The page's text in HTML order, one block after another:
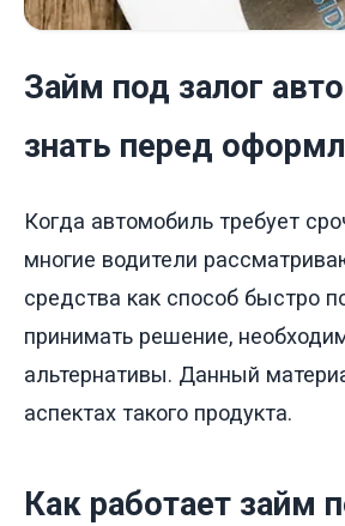
Займ под залог
знать перед
Когда автомобиль требует
многие водители
средства как способ быстро
принимать решение,
альтернативы. Данный
аспектах такого продукта.
Как работает займ